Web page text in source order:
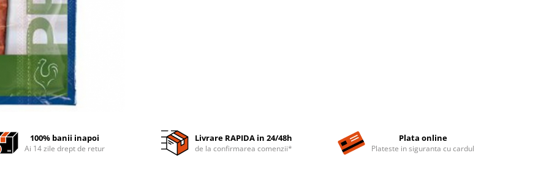
100% banii inapoi
Ai 14 zile drept de retur
Livrare RAPIDA in 24/48h
de la confirmarea comenzii*
Plata online
Plateste in siguranta cu cardul